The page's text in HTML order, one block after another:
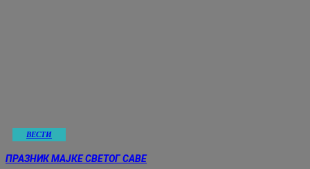
ВЕСТИ
ПРАЗНИК МАЈКЕ СВЕТОГ САВЕ